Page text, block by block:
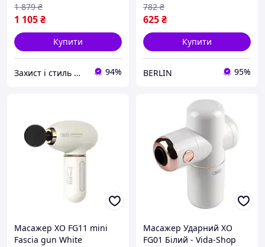
1 105₴
1 879 ₴
Купити
Захист і стиль — в одному магазині 94%
625₴
782 ₴
Купити
BERLIN 95%
Масажер XO FG11 mini
Fascia gun White
Масажер Ударний XO
FG01 Білий - Vida-Shop